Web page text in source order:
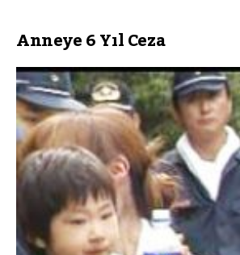
Anneye 6 Yıl Ceza